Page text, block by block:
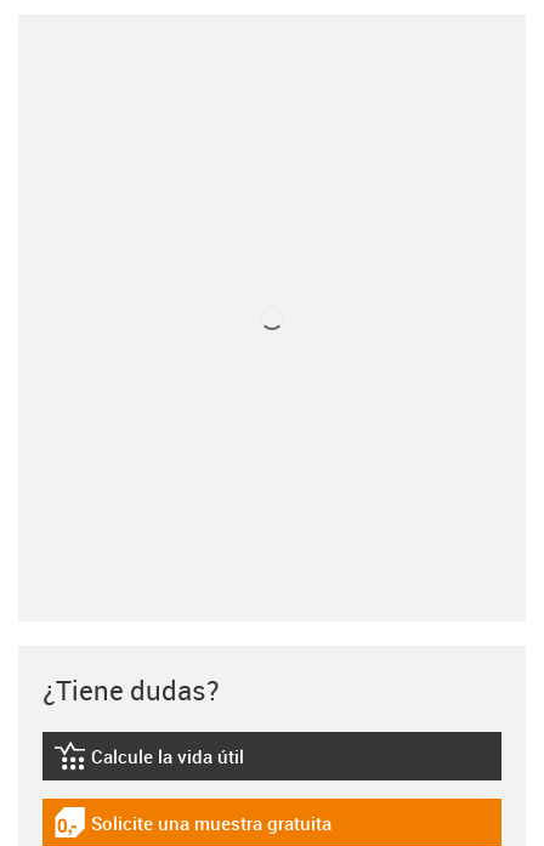
¿Tiene dudas?
igus-icon-lebensdauerrechner
Calcule la vida útil
igus-icon-gratismuster
Solicite una muestra gratuita